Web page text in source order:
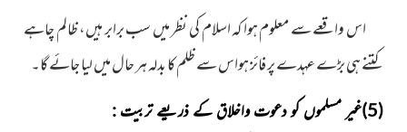
اس واقعے سے معلوم ہوا کہ اسلام کی نظر میں سب برابر ہیں، ظالم چاہے
کتنے ہی بڑے عہدے پر فائز ہواس سے ظلم کا بدلہ ہر حال میں لیا جائے گا۔
(5)غیر مسلموں کو دعوت واخلاق کے ذریعے تربیت :